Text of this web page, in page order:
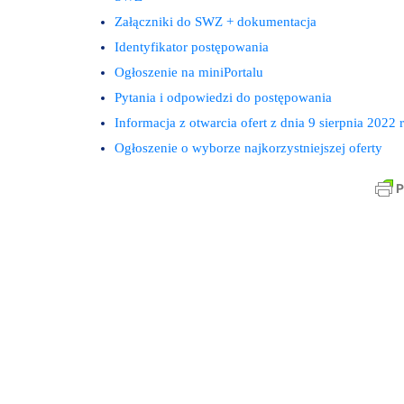
Załączniki do SWZ + dokumentacja
Identyfikator postępowania
Ogłoszenie na miniPortalu
Pytania i odpowiedzi do postępowania
Informacja z otwarcia ofert z dnia 9 sierpnia 2022
Ogłoszenie o wyborze najkorzystniejszej oferty